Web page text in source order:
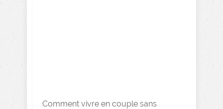
Comment vivre en couple sans